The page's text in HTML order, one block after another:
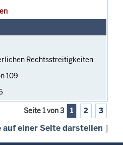
Rechtsstreitigkeiten
109
Seite 1 von 3 1 2 3
auf einer Seite darstellen ]